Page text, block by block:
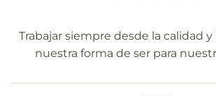
Pepa
Navarro
Centro
Trabajar siempre desde la calidad
nuestra forma de ser para